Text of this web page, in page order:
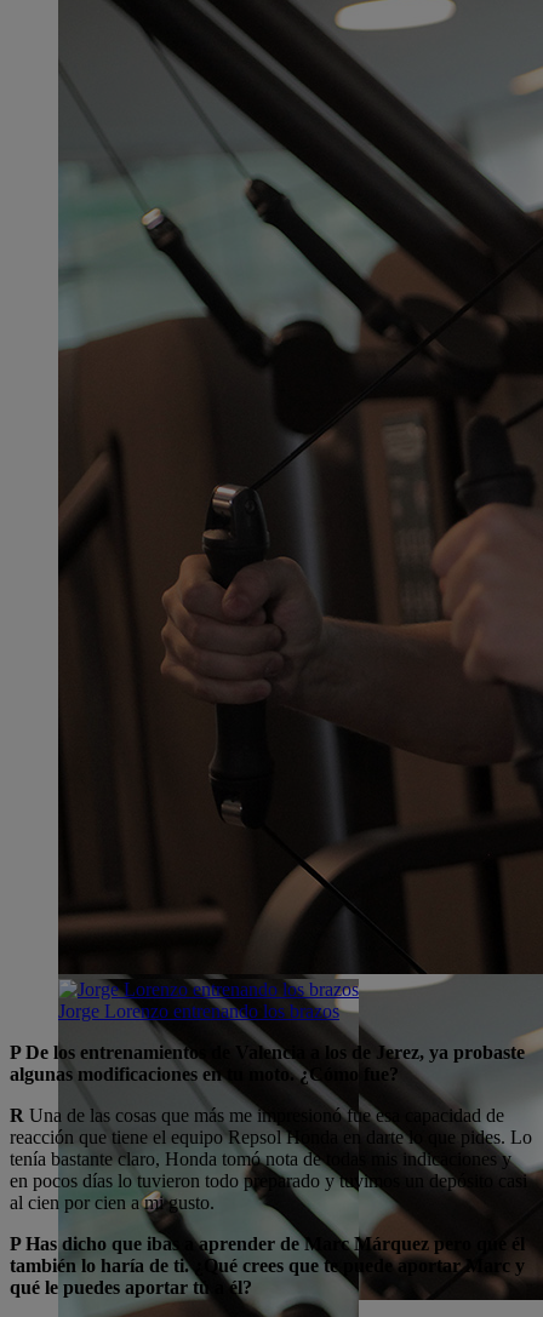
Jorge Lorenzo entrenando los brazos
P De los entrenamientos de Valencia a los de Jerez, ya probaste
algunas modificaciones en tu moto. ¿Cómo fue?
R Una de las cosas que más me impresionó fue esa capacidad de
reacción que tiene el equipo Repsol Honda en darte lo que pides. Lo
tenía bastante claro, Honda tomó nota de todas mis indicaciones y
en pocos días lo tuvieron todo preparado y tuvimos un depósito casi
al cien por cien a mi gusto.
P Has dicho que ibas a aprender de Marc Márquez pero que él
también lo haría de ti. ¿Qué crees que te puede aportar Marc y
qué le puedes aportar tú a él?